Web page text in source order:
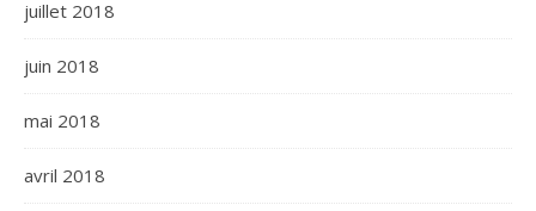
juillet 2018
juin 2018
mai 2018
avril 2018